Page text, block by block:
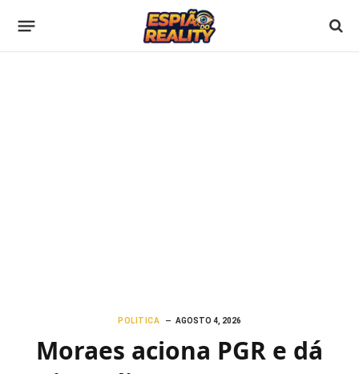
POLITICA AGOSTO 4, 2026
Moraes aciona PGR e dá